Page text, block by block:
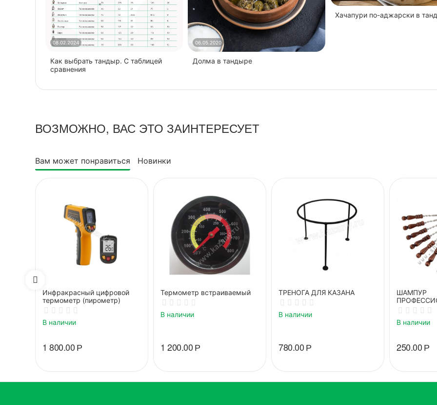
08.02.2024
Как выбрать тандыр. С таблицей
сравнения
06.05.2020
​Долма в тандыре
Хачапури по-аджарски в
ВОЗМОЖНО, ВАС ЭТО ЗАИНТЕРЕСУЕТ
Вам может понравиться Новинки
Инфракрасный цифровой
термометр (пирометр)
В наличии
1 800.00Р
Термометр встраиваемый
В наличии
1 200.00Р
ТРЕНОГА ДЛЯ КАЗАНА
В наличии
780.00Р
ШАМПУР
В наличии
250.00Р